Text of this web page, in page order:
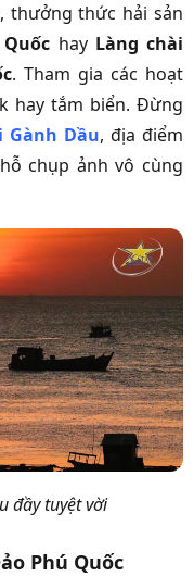
thưởng thức hải sản
hayLàng chài
. Tham gia các hoạt
hay tắm biển. Đừng
Dầu, địa điểm
chụp ảnh vô cùng
đầy tuyệt vời
Phú Quốc